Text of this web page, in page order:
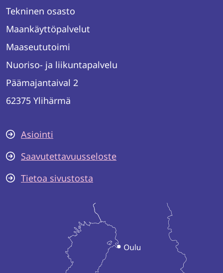
Tekninen osasto
Maankäyttöpalvelut
Maaseututoimi
Nuoriso- ja liikuntapalvelu
Päämajantaival 2
62375 Ylihärmä
Asiointi
Saavutettavuusseloste
Tietoa sivustosta